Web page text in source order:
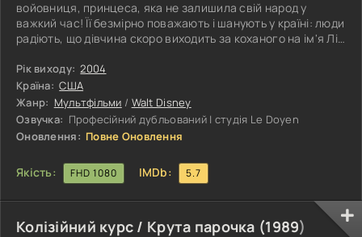
войовниця, принцеса, яка не залишила свій народ у
важкий час! Її безмірно поважають і шанують у країні: люди
радіють, що дівчина скоро виходить за коханого на ім'я Лі
Але перед тим, як їхні серця з'єднаються навіки, головні
герої повинні подбати про інших дочок китайського
імператора: доставити їх до наречених коханих без
зволікання! Сказати легко - важко зробити. Особливо
якщо в дорозі тебе
Рік виходу: 2004
Країна: США
Жанр: Мультфільми / Walt Disney
Озвучка: Професійний дубльований | студія Le Doyen
Оновлення: Повне Оновлення
Якість: FHD 1080 IMDb: 5.7
Колізійний курс / Крута парочка (1989)